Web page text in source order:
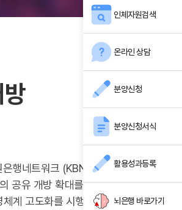
행네트워크 (KBN)의 지속적
공유 개방 확대를 위해 KBN
계 고도화를 시행하고, 수요자
인체자원검색
온라인 상담
분양신청
분양신청서식
활용성과등록
뇌은행 바로가기